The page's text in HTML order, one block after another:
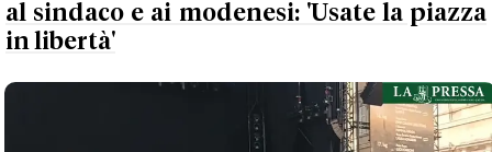
al sindaco e ai modenesi: 'Usate la piazza
in libertà'